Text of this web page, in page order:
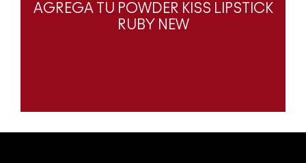
AGREGA TU POWDER KISS LIPSTICK
RUBY NEW